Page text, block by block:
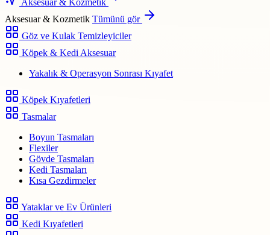
Aksesuar & Kozmetik
Aksesuar & Kozmetik Tümünü gör
Göz ve Kulak Temizleyiciler
Köpek & Kedi Aksesuar
Yakalık & Operasyon Sonrası Kıyafet
Köpek Kıyafetleri
Tasmalar
Boyun Tasmaları
Flexiler
Gövde Tasmaları
Kedi Tasmaları
Kısa Gezdirmeler
Yataklar ve Ev Ürünleri
Kedi Kıyafetleri